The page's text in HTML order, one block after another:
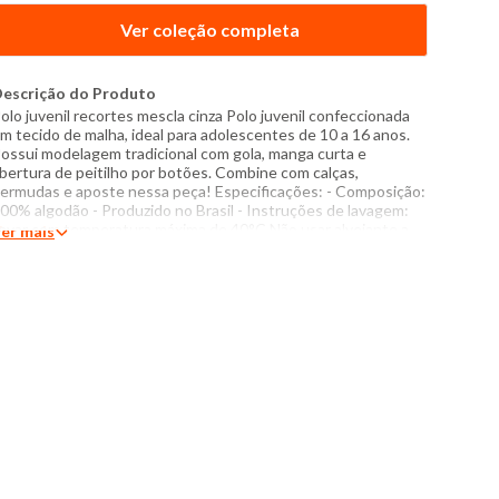
Ver coleção completa
do Produto
juvenil recortes mescla cinza Polo juvenil confeccionada
tecido de malha, ideal para adolescentes de 10 a 16 anos.
modelagem tradicional com gola, manga curta e
de peitilho por botões. Combine com calças,
e aposte nessa peça! Especificações: - Composição:
algodão - Produzido no Brasil - Instruções de lavagem:
com temperatura máxima de 40°C Não usar alvejante a
mais